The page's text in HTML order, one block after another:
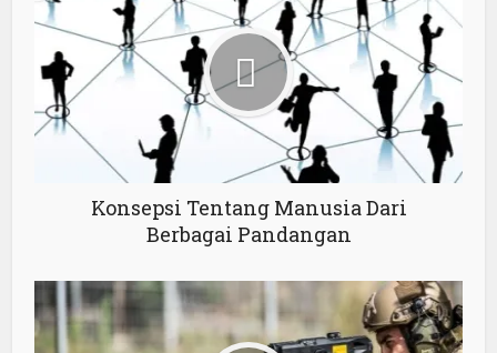
Konsepsi Tentang Manusia Dari
Berbagai Pandangan